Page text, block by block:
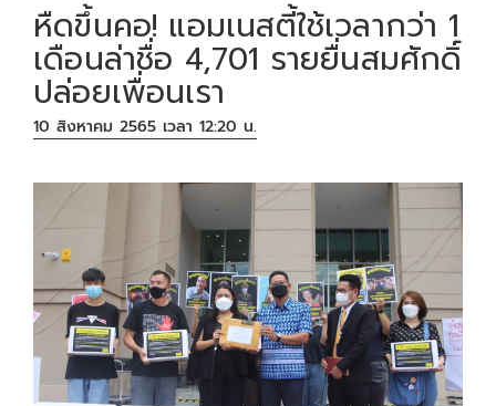
หืดขึ้นคอ! แอมเนสตี้ใช้เวลากว่า 1
เดือนล่าชื่อ 4,701 รายยื่นสมศักดิ์
ปล่อยเพื่อนเรา
10 สิงหาคม 2565 เวลา 12:20 น.